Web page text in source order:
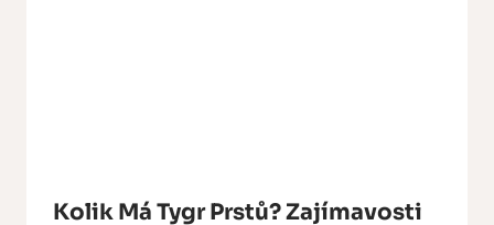
Kolik Má Tygr Prstů? Zajímavosti